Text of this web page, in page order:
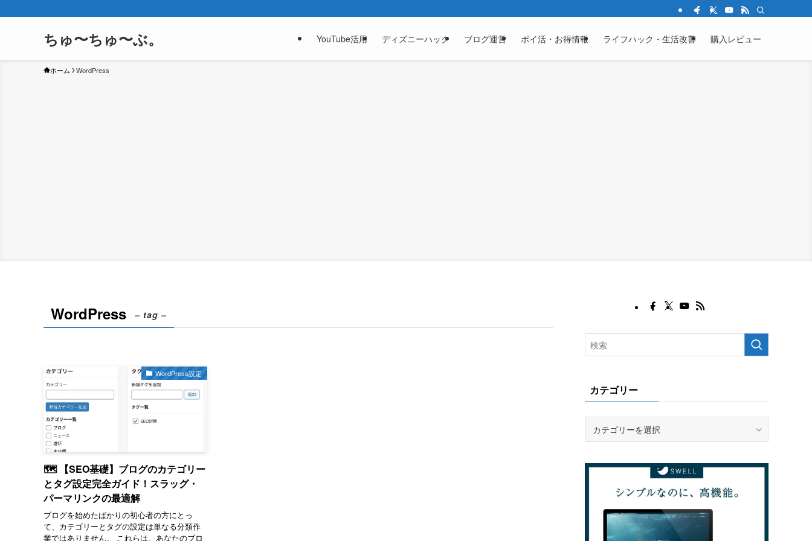
ちゅ〜ちゅ〜ぶ。 YouTube活用 ディズニーハック ブログ運営 ポイ活・お得情報 ライフハック・生活改善 購入レビュー
ホーム WordPress
WordPress – tag –
WordPress設定
🗺️ 【SEO基礎】ブログのカテゴリー
とタグ設定完全ガイド！スラッグ・
パーマリンクの最適解
ブログを始めたばかりの初心者の方にとっ
て、カテゴリーとタグの設定は単なる分類作
業ではありません。 これらは、あなたのブロ
カテゴリー
リ